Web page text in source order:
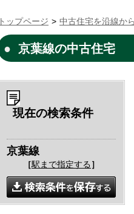
成田市のレオガーデン
レオガーデン新現場 造成工事のお
レオガーデン船橋法典 朝陽の街〔
市川市エリアの物件情報
土地を探す
総武線沿線の未公開物件情報に
レオ・グローブ カリフォルニ
モデルハウス
住宅ローンのポイント
売却物件大募集
トップページ 中古住宅を沿線か
京葉線の中古住宅
現在の検索条件
京葉線
［駅まで指定する ］